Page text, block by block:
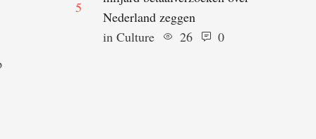
5
Nederland zeggen
in Culture 26 0